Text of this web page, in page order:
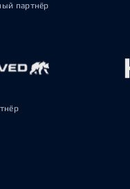
партнёр